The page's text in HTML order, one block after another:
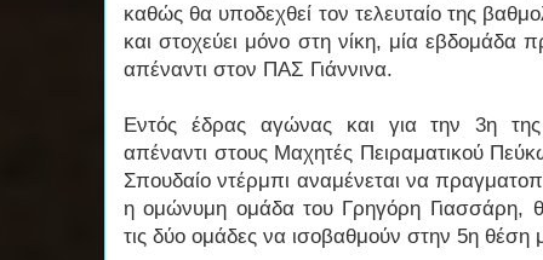
καθώς θα υποδεχθεί τον τελευταίο της
και στοχεύει μόνο στη νίκη, μία εβδομάδα
απέναντι στον ΠΑΣ Γιάννινα.
Εντός έδρας αγώνας και για την 3η
απέναντι στους Μαχητές Πειραματικού
Σπουδαίο ντέρμπι αναμένεται να
η ομώνυμη ομάδα του Γρηγόρη Γιασσάρη,
τις δύο ομάδες να ισοβαθμούν στην 5η